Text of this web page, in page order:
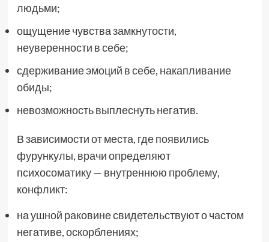
людьми;
ощущение чувства замкнутости,
неуверенности в себе;
сдерживание эмоций в себе, накапливание
обиды;
невозможность выплеснуть негатив.
В зависимости от места, где появились
фурункулы, врачи определяют
психосоматику — внутреннюю проблему,
конфликт:
на ушной раковине свидетельствуют о частом
негативе, оскорблениях;